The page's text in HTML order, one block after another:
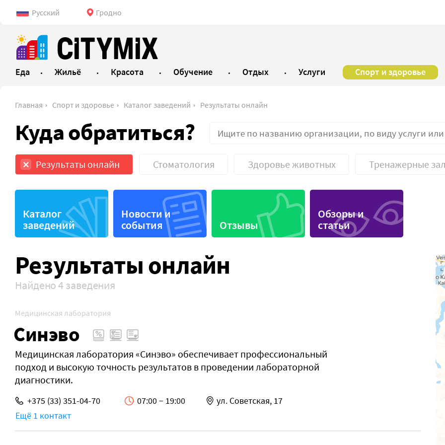
Русский Гродно
Еда Жильё Красота Обучение Отдых Услуги Спорт и здоровье
Главная Спорт и здоровье Каталог заведений Результаты онлайн
Куда обратиться?
Больницы
Здоровье животных
Медицинская лаборатория
Медицинский центр
Поликлиника
Санаторий
Соляная пещера
Спортивные секции
Результаты онлайн Стоматология Здоровье животных Тренажерные
Каталог
заведений
Новости и
события
Отзывы
Обзоры и
статьи
Результаты онлайн
Найдено 4 заведения
Медицинская лаборатория
Синэво
Медицинская лаборатория «Синэво» обеспечивает профессиональный
подход и высокую точность результатов в проведении лабораторной
диагностики.
+375 (33) 351-04-70 07:00 − 19:00
ул. Советская, 17
Ещё 1 контакт